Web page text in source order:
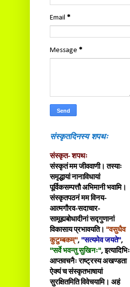
Email *
Message *
संस्कृतदिनस्य शपथः
संस्कृत- शपथः
संस्कृतं मम जीववाणी। तस्याः
समृद्धायां नानाविधायां
पूर्विकसम्पत्तौ अभिमानी भवामि।
संस्कृतपठनं मम विनय-
आत्मगौरव-सदाचार-
सामूह्यबोधादीनां सद्गुणानां
विकासाय प्रभावयति। "वसुधैव
कुटुम्बकम्", "सत्यमेव जयते",
"सर्वे भवन्तु सुखिनः", इत्यादिभिः
आप्तवचनैः राष्ट्रस्य अखण्डता
ऐक्यं च संस्कृतभाषायां
सुरक्षितमिति विवेचयामि। अहं